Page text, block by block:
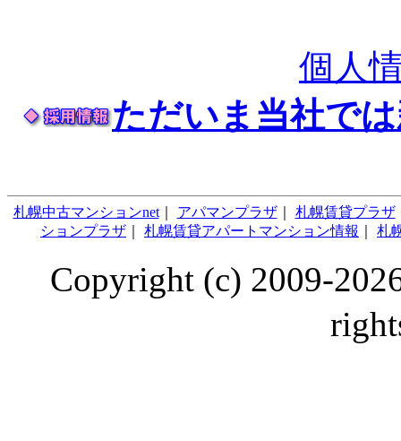
個人
ただいま当社で
札幌中古マンションnet｜ アパマンプラザ｜ 札幌賃貸プラザ
ションプラザ
札幌賃貸アパートマンション情報 札
Copyright (c) 2009-